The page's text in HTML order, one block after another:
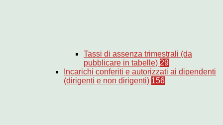
Tassi di assenza trimestrali (da
pubblicare in tabelle) 29
Incarichi conferiti e autorizzati ai dipendenti
(dirigenti e non dirigenti) 156